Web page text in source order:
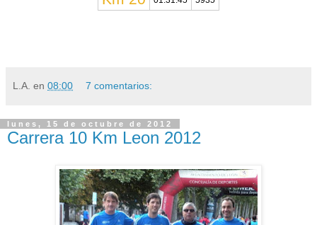
L.A. en 08:00 7 comentarios:
lunes, 15 de octubre de 2012
Carrera 10 Km Leon 2012